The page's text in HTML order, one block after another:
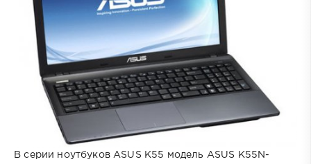
В серии ноутбуков ASUS K55 модель ASUS K55N-